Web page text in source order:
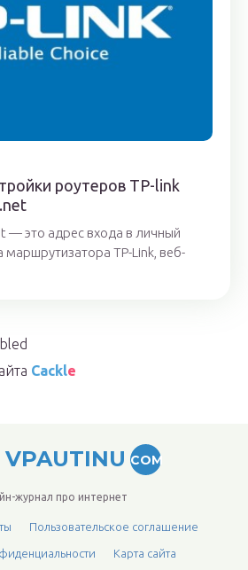
роутеров TP-link
это адрес входа в личный
маршрутизатора TP-Link, веб-
Cackle
VPAUTINU COM
журнал про интернет
Пользовательское соглашение
Карта сайта